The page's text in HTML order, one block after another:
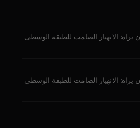
يراه: الانهيار الصامت للطبقة الوسطى
يراه: الانهيار الصامت للطبقة الوسطى